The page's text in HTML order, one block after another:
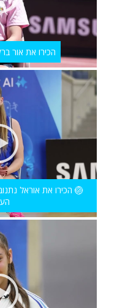
הכירו את אור
🏐 הכירו את אוראל